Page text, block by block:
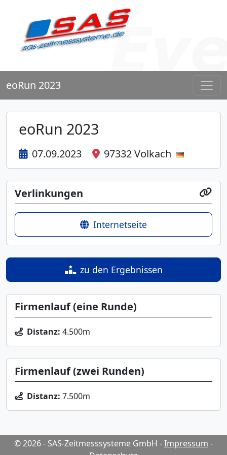
eoRun 2023
eoRun 2023
07.09.2023 97332 Volkach
zu den Ergebnissen
Firmenlauf (eine Runde)
Distanz: 4.500m
Firmenlauf (zwei Runden)
Distanz: 7.500m
Verlinkungen
Internetseite
© 2026 - SAS-Zeitmesssysteme GmbH -Impressum -